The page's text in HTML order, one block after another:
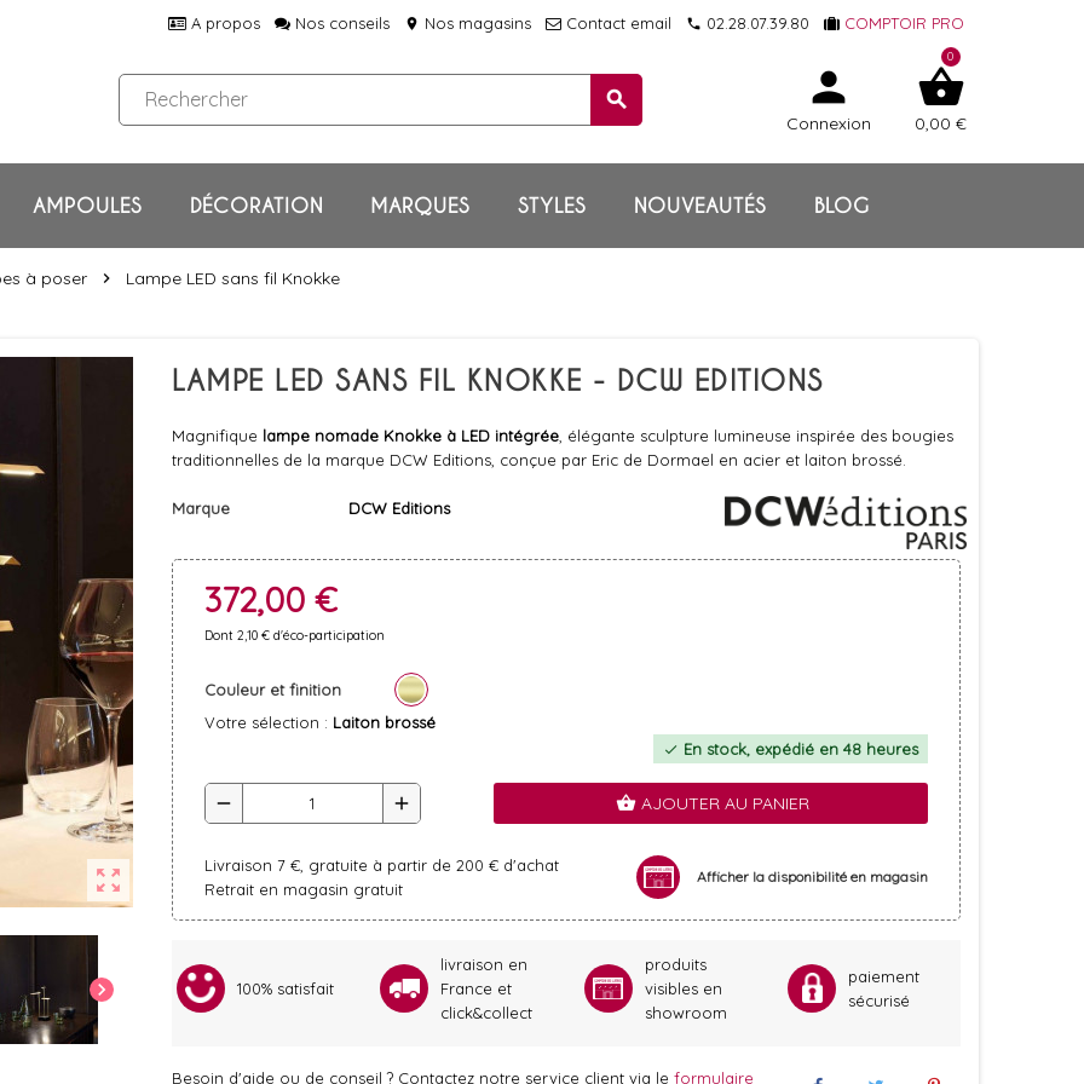
A propos Nos conseils location_on Nos magasins Contact email local_phone 02.28.07.39.80 COMPTOIR PRO
search person
Connexion
shopping_basket
0,00 €
0
AMPOULES DÉCORATION MARQUES STYLES NOUVEAUTÉS BLOG
à poser chevron_right Lampe LED sans fil Knokke
zoom_out_map
chevron_right
LAMPE LED SANS FIL KNOKKE - DCW EDITIONS
Magnifique lampe nomade Knokke à LED intégrée, élégante sculpture lumineuse inspirée des bougies
traditionnelles de la marque DCW Editions, conçue par Eric de Dormael en acier et laiton brossé.
Marque DCW Editions
372,00 €
Dont 2,10 € d'éco-participation
Couleur et finition
Votre sélection : Laiton brossé
check En stock, expédié en 48 heures
remove add shopping_basket AJOUTER AU PANIER
Livraison 7 €, gratuite à partir de 200 € d'achat
Retrait en magasin gratuit
Afficher la disponibilité en magasin
100% satisfait
livraison en
France et
click&collect
produits
visibles en
showroom
paiement
sécurisé
Besoin d'aide ou de conseil ? Contactez notre service client via le formulaire